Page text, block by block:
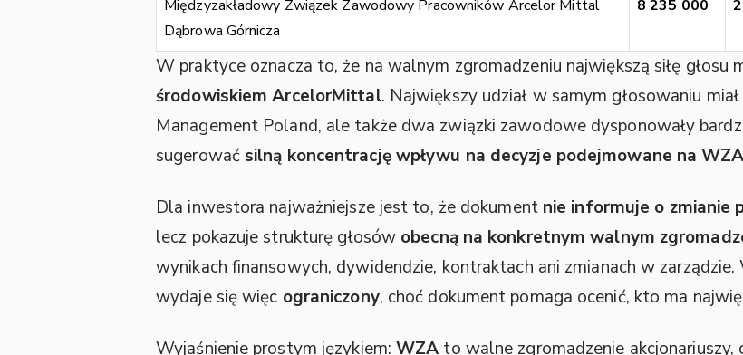
Międzyzakładowy Związek Zawodowy Pracowników Arcelor Mittal
Dąbrowa Górnicza
8 235 000
W praktyce oznacza to, że na walnym zgromadzeniu największą siłę głosu
środowiskiem ArcelorMittal. Największy udział w samym głosowaniu
Management Poland, ale także dwa związki zawodowe dysponowały
sugerować silną koncentrację wpływu na decyzje podejmowane na WZA
Dla inwestora najważniejsze jest to, że dokument nie informuje o zmianie
lecz pokazuje strukturę głosów obecną na konkretnym walnym
wynikach finansowych, dywidendzie, kontraktach ani zmianach w
wydaje się więc ograniczony, choć dokument pomaga ocenić, kto ma
Wyjaśnienie prostym językiem: WZA to walne zgromadzenie